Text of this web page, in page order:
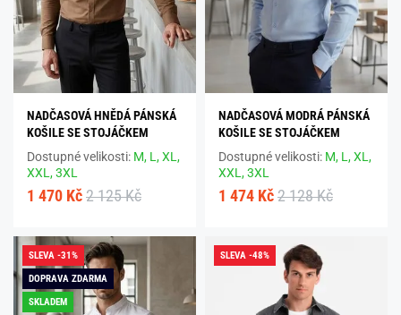
NADČASOVÁ HNĚDÁ PÁNSKÁ
KOŠILE SE STOJÁČKEM
Dostupné velikosti: M, L,XL,
XXL,3XL
1 470 Kč 2 125 Kč
NADČASOVÁ MODRÁ PÁNSKÁ
KOŠILE SE STOJÁČKEM
Dostupné velikosti: M, L,XL,
XXL,3XL
1 474 Kč 2 128 Kč
SLEVA -31%
DOPRAVA ZDARMA
SKLADEM
SLEVA -48%